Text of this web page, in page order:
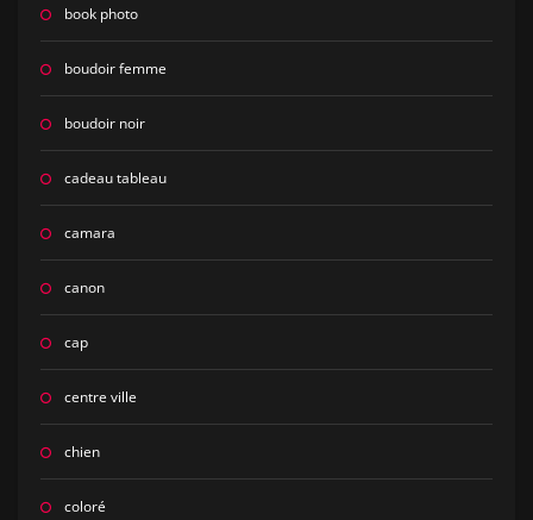
book photo
boudoir femme
boudoir noir
cadeau tableau
camara
canon
cap
centre ville
chien
coloré